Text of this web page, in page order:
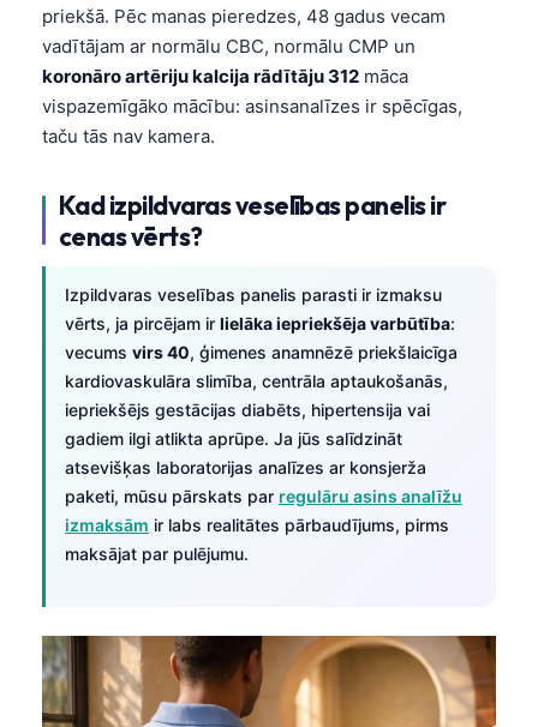
priekšā. Pēc manas pieredzes, 48 gadus vecam
vadītājam ar normālu CBC, normālu CMP un
koronāro artēriju kalcija rādītāju 312 māca
vispazemīgāko mācību: asinsanalīzes ir spēcīgas,
taču tās nav kamera.
Kad izpildvaras veselības panelis ir
cenas vērts?
Izpildvaras veselības panelis parasti ir izmaksu
vērts, ja pircējam ir lielāka iepriekšēja varbūtība:
vecums virs 40, ģimenes anamnēzē priekšlaicīga
kardiovaskulāra slimība, centrāla aptaukošanās,
iepriekšējs gestācijas diabēts, hipertensija vai
gadiem ilgi atlikta aprūpe. Ja jūs salīdzināt
atsevišķas laboratorijas analīzes ar konsjerža
paketi, mūsu pārskats par regulāru asins analīžu
izmaksām ir labs realitātes pārbaudījums, pirms
maksājat par pulējumu.